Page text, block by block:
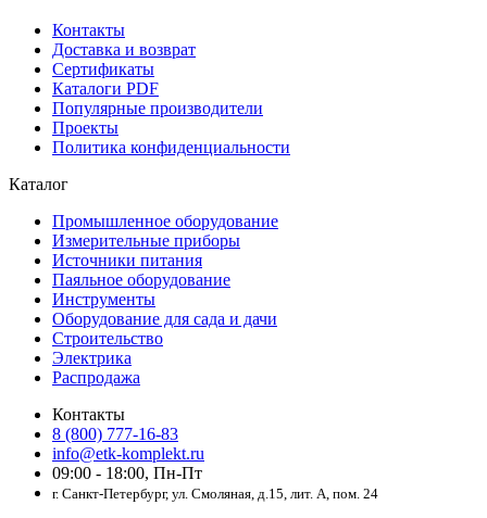
Контакты
Доставка и возврат
Сертификаты
Каталоги PDF
Популярные производители
Проекты
Политика конфиденциальности
Каталог
Промышленное оборудование
Измерительные приборы
Источники питания
Паяльное оборудование
Инструменты
Оборудование для сада и дачи
Строительство
Электрика
Распродажа
Контакты
8 (800) 777-16-83
info@etk-komplekt.ru
09:00 - 18:00, Пн-Пт
г. Санкт-Петербург, ул. Смоляная, д.15, лит. А, пом. 24